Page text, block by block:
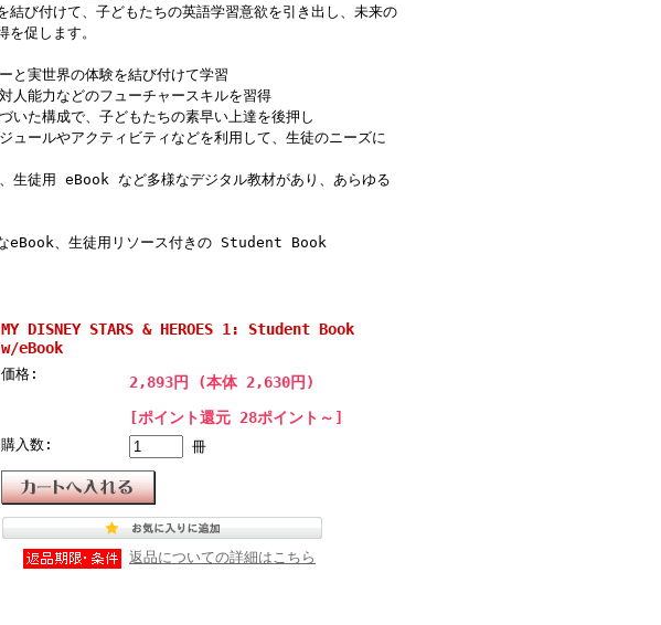
び付けて、子どもたちの英語学習意欲を引き出し、未来の
促します。
と実世界の体験を結び付けて学習
人能力などのフューチャースキルを習得
構成で、子どもたちの素早い上達を後押し
ールやアクティビティなどを利用して、生徒のニーズに
生徒用 eBook など多様なデジタル教材があり、あらゆる
eBook、生徒用リソース付きの Student Book
MY DISNEY STARS & HEROES 1: Student Book
w/eBook
価格:
2,893円 (本体 2,630円)
[ポイント還元 28ポイント～]
購入数: 冊
返品についての詳細はこちら